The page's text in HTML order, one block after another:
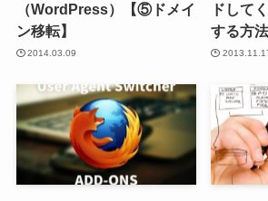
（WordPress）【⑤ドメイ
ン移転】
2014.03.09
ドして
する方